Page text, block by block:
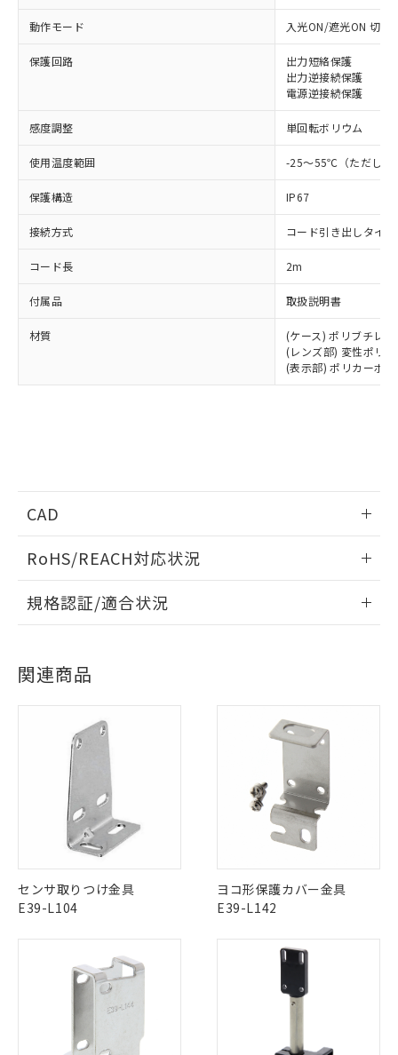
動作モード 入光ON/遮光ON 切替
保護回路
出力短絡保護
出力逆接続保護
電源逆接続保護
感度調整 単回転ボリウム
使用温度範囲 -25～55℃（ただし、
保護構造 IP67
接続方式 コード引き出しタイプ
コード長 2m
付属品 取扱説明書
材質
(ケース) ポリブチレ
(レンズ部) 変性ポリ
(表示部) ポリカーボ
CAD
ログイン/会員登録いただくと、CADデータをダウンロー
ドすることができます。
ダウンロードデータをご利用いただく前に、以下を必ずお読
みください。
ソフトウェアの使用条件
RoHS/REACH対応状況
EU RoHS 注意事項・凡例
対応状況 ※1
対応済み
中国 RoHS 注意事項・凡例
中国 RoHS表※1 ※2
"対応済み"や非含有の記載がされた商品であっても、流通
在庫等で未対応品が混在する可能性があります。
非含有品が必要な際は、弊社営業部門もしくは販売店へお
問い合わせください。
規格認証/適合状況
Yes
LR型式承認
（イギリス
船舶規格）
BV型式承認
（フランス
船舶規格）
No
その他の認証はこちらのページからご検索ください
関連商品
センサ取りつけ金具
E39-L104
ヨコ形保護カバー金具
E39-L142
ご利用条件
以下の条件をお読みいただき、同意のうえ
ご利用ください。
※1 対応状況
対応済み：EU RoHS指令（10物質）の
非含有に対応した製品が提供可能な商品で
対応予定：EU RoHS指令（10物質）の非含
有に対応した製品に切り替える予定のある
商品です。
対応予定なし：EU RoHS指令（10物質）の
非含有に非対応の商品で、対応品を出す予
定はありません。